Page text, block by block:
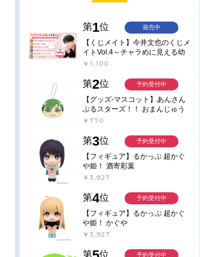
第1位
【くじメイト】今井文也のくじメ
イトVol.4～チャラめに見える幼
馴染、実は一途で独占欲が強いん
￥1,100
発売中
第2位
【グッズ-マスコット】あんさん
ぶるスターズ！！ おまんじゅう
にぎにぎマスコット ねくすと2
￥770
予約受付中
第3位
【フィギュア】るかっぷ 超かぐ
や姫！ 酒寄彩葉
￥3,927
予約受付中
第4位
【フィギュア】るかっぷ 超かぐ
や姫！ かぐや
￥3,927
予約受付中
第 位 予約受付中